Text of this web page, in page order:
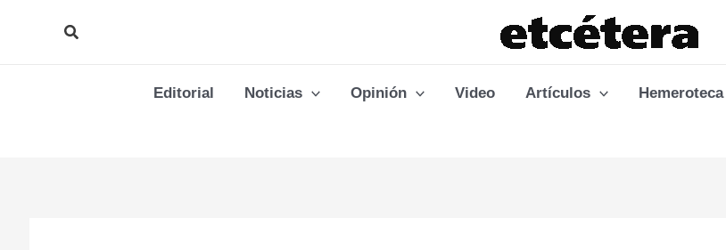
Buscar
Editorial Noticias Opinión Video Artículos Hemeroteca